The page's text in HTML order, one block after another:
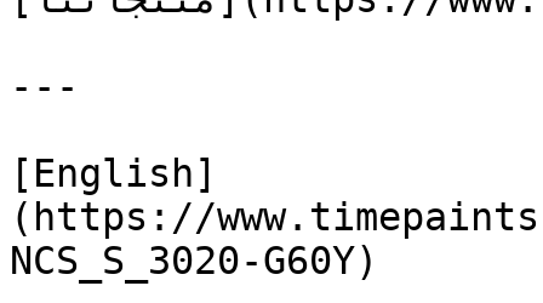
---
[English]
(https://
NCS_S_3020-G60Y)